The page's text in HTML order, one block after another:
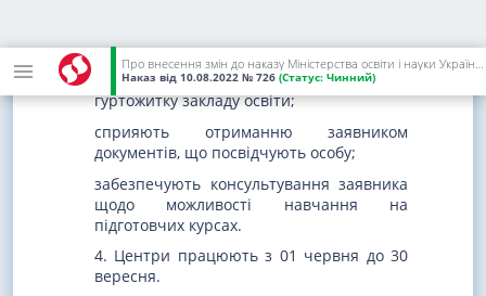
Про внесення змін до наказу Міністерства освіти і науки України від 01 березня 2021 року N 271
Наказ від 10.08.2022 № 726 (Статус: Чинний)
державної підсумкової атестації та
проведення вступного випробування до
гуртожитку закладу освіти;
сприяють отриманню заявником
документів, що посвідчують особу;
забезпечують консультування заявника
щодо можливості навчання на
підготовчих курсах.
4. Центри працюють з 01 червня до 30
вересня.